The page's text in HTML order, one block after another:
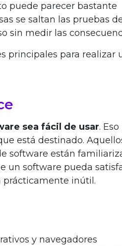
puede parecer bastante
se saltan las pruebas
sin medir las
principales para realizar
sea fácil de usar. Eso
está destinado.
software están
un software pueda
prácticamente inútil.
y navegadores